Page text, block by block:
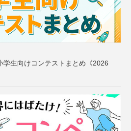
学生向けコンテストまとめ《2026